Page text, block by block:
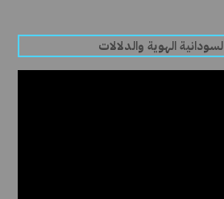
الهوية والدلالات